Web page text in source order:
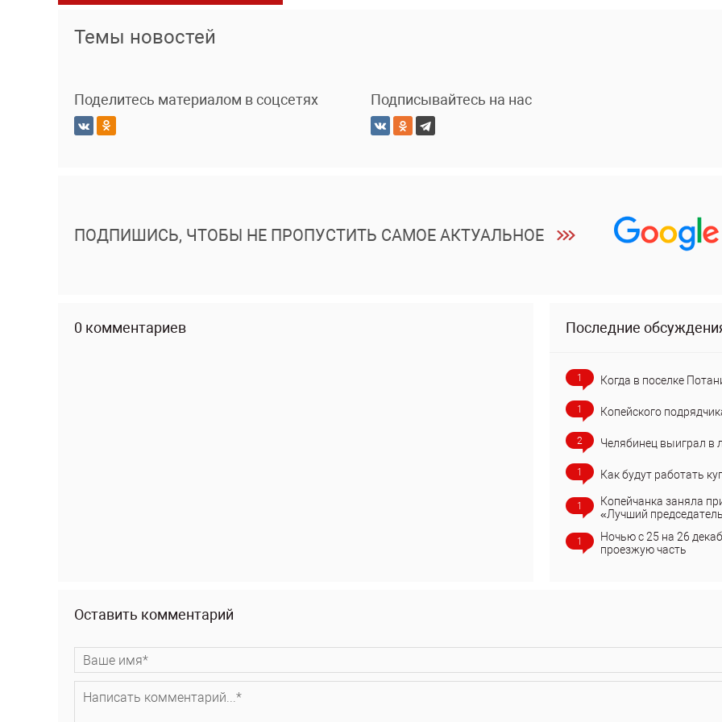
Темы новостей
Поделитесь материалом в соцсетях Подписывайтесь на нас
ПОДПИШИСЬ, ЧТОБЫ НЕ ПРОПУСТИТЬ САМОЕ АКТУАЛЬНОЕ
0 комментариев Последние
1 Когда в поселке
1 Копейского
2 Челябинец выиграл в
1 Как будут работать
1
Копейчанка заняла
«Лучший
1
Ночью с 25 на 26
проезжую часть
Оставить комментарий